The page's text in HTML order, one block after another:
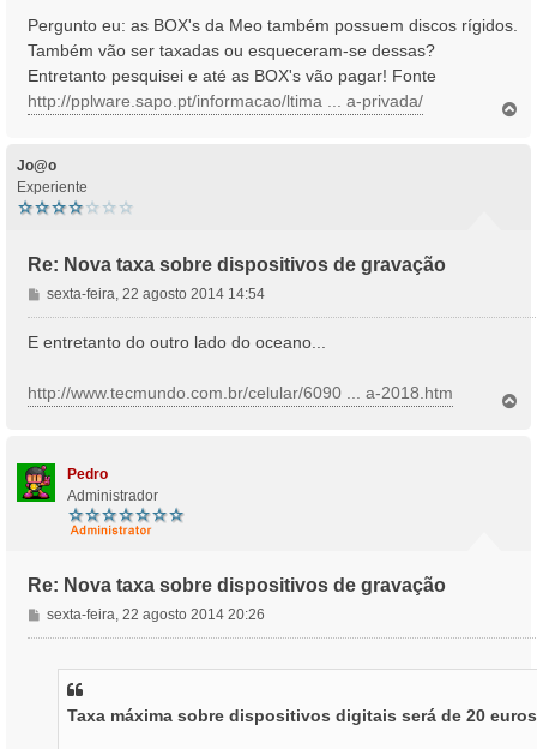
Pergunto eu: as BOX's da Meo também possuem discos rígidos.
Também vão ser taxadas ou esqueceram-se dessas?
Entretanto pesquisei e até as BOX's vão pagar! Fonte
http://pplware.sapo.pt/informacao/ltima ... a-privada/
Jo@o
Experiente
Re: Nova taxa sobre dispositivos de gravação
M
e
g
sexta-feira, 22 agosto 2014 14:54
E entretanto do outro lado do oceano...
http://www.tecmundo.com.br/celular/6090 ... a-2018.htm
Pedro
Administrador
Re: Nova taxa sobre dispositivos de gravação
M
e
sexta-feira, 22 agosto 2014 20:26
Taxa máxima sobre dispositivos digitais será de 20 euros